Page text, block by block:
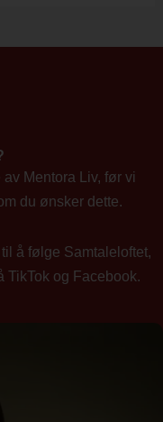
Mentora Liv, før vi
du ønsker dette.
å følge Samtaleloftet,
og Facebook.